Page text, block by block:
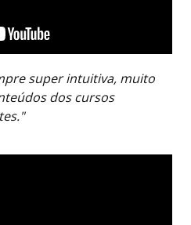
super intuitiva, muito
dos cursos